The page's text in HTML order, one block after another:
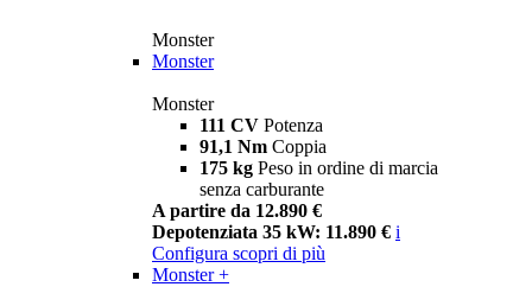
Monster
Monster
Monster
111 CV Potenza
91,1 Nm Coppia
175 kg Peso in ordine di marcia
senza carburante
A partire da 12.890 €
Depotenziata 35 kW: 11.890 € i
Configura scopri di più
Monster +